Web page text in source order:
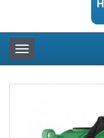
Toggle navigation